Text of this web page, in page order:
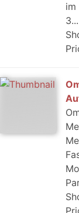
im
3...